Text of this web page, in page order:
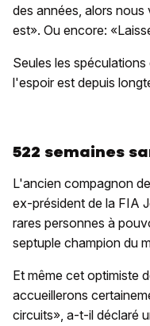
des années, alors
est». Ou encore:
Seules les
l'espoir est depuis
522 semaines
L'ancien compagnon
ex-président de la FIA
rares personnes à
septuple champion du
Et même cet optimiste
accueillerons
circuits», a-t-il déclaré